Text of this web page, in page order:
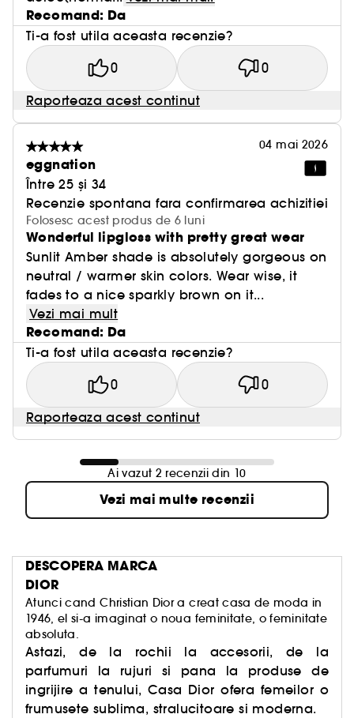
Recomand: Da
Ti-a fost utila aceasta recenzie?
0 0
Raporteaza acest continut
04 mai 2026
eggnation
Între 25 și 34
Recenzie spontana fara confirmarea achizitiei
Folosesc acest produs de 6 luni
Wonderful lipgloss with pretty great wear
Sunlit Amber shade is absolutely gorgeous on
neutral / warmer skin colors. Wear wise, it
fades to a nice sparkly brown on it...
Vezi mai mult
Recomand: Da
Ti-a fost utila aceasta recenzie?
0 0
Raporteaza acest continut
Ai vazut 2 recenzii din 10
Vezi mai multe recenzii
DESCOPERA MARCA
DIOR
Atunci cand Christian Dior a creat casa de moda in
1946, el si-a imaginat o noua feminitate, o feminitate
absoluta.
Astazi, de la rochii la accesorii, de la
parfumuri la rujuri si pana la produse de
ingrijire a tenului, Casa Dior ofera femeilor o
frumusete sublima, stralucitoare si moderna.